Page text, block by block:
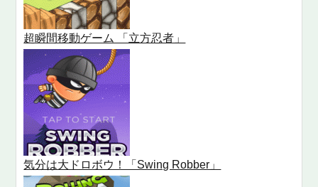
超瞬間移動ゲーム 「立方忍者」
気分は大ドロボウ！「Swing Robber」